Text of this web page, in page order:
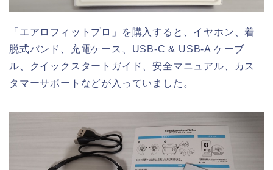
「エアロフィットプロ」を購入すると、イヤホン、着
脱式バンド、充電ケース、USB-C & USB-A ケーブ
ル、クイックスタートガイド、安全マニュアル、カス
タマーサポートなどが入っていました。